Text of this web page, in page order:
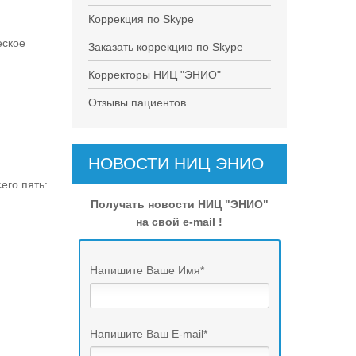
пять:
Коррекция по Skype
Заказать коррекцию по Skype
Корректоры НИЦ "ЭНИО"
Отзывы пациентов
НОВОСТИ НИЦ ЭНИО
Получать новости НИЦ "ЭНИО"
на свой e-mail !
Напишите Ваше Имя*
Напишите Ваш E-mail*